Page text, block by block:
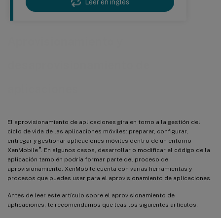
Leer en inglés
El aprovisionamiento de aplicaciones gira en torno a la gestión del
ciclo de vida de las aplicaciones móviles: preparar, configurar,
entregar y gestionar aplicaciones móviles dentro de un entorno
XenMobile ®. En algunos casos, desarrollar o modificar el código de la
aplicación también podría formar parte del proceso de
aprovisionamiento. XenMobile cuenta con varias herramientas y
procesos que puedes usar para el aprovisionamiento de aplicaciones.
Antes de leer este artículo sobre el aprovisionamiento de
aplicaciones, te recomendamos que leas los siguientes artículos: